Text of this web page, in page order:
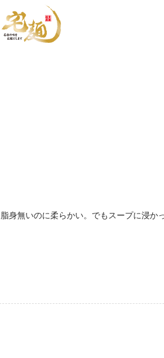
無いのに柔らかい。でもスープに浸